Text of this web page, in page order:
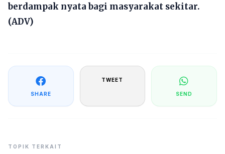
berdampak nyata bagi masyarakat sekitar.
(ADV)
SHARE
TWEET
SEND
TOPIK TERKAIT